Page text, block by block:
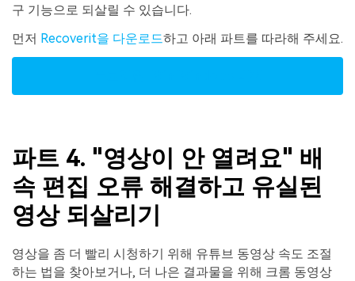
구 기능으로 되살릴 수 있습니다.
먼저 Recoverit을 다운로드하고 아래 파트를 따라해 주세요.
파트 4. "영상이 안 열려요" 배
속 편집 오류 해결하고 유실된
영상 되살리기
영상을 좀 더 빨리 시청하기 위해 유튜브 동영상 속도 조절
하는 법을 찾아보거나, 더 나은 결과물을 위해 크롬 동영상